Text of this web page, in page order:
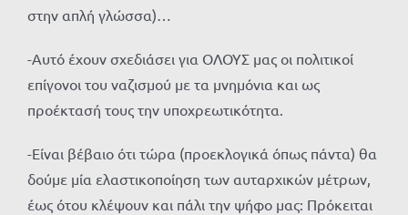
στην απλή γλώσσα)…
-Αυτό έχουν σχεδιάσει για ΟΛΟΥΣ μας οι πολιτικοί
επίγονοι του ναζισμού με τα μνημόνια και ως
προέκτασή τους την υποχρεωτικότητα.
-Είναι βέβαιο ότι τώρα (προεκλογικά όπως πάντα) θα
δούμε μία ελαστικοποίηση των αυταρχικών μέτρων,
έως ότου κλέψουν και πάλι την ψήφο μας: Πρόκειται